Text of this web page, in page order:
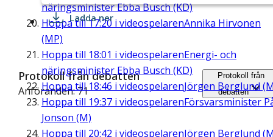
näringsminister Ebba Busch (KD)
Hoppa till17:20 i videospelarenAnnika Hirvonen
(MP)
Hoppa till 18:01 i videospelarenEnergi- och
näringsminister Ebba Busch (KD)
Hoppa till 18:46 i videospelarenJörgen Berglund
Hoppa till 19:37 i videospelarenFörsvarsminister
Jonson (M)
Hoppa till 20:42 i videospelarenJörgen Berglund
Ladda ner
Protokoll från debatten
Anföranden: 71
Protokoll från
debatten